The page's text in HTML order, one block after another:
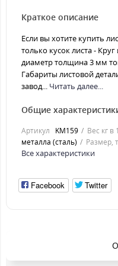
Краткое описание
Если вы хотите купить
только кусок листа -
диаметр толщина 3 мм
Габариты листовой
завод... Читать далее...
Общие
Артикул KM159 Вес кг в
металла (сталь)
Размер,
Все характеристики
Facebook Twitter